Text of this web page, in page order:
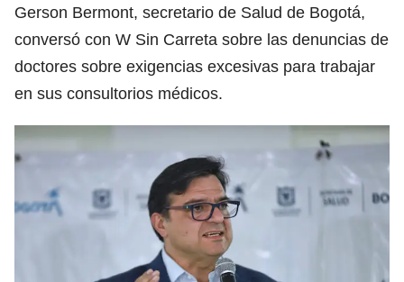
Gerson Bermont, secretario de Salud de Bogotá,
conversó con W Sin Carreta sobre las denuncias de
doctores sobre exigencias excesivas para trabajar
en sus consultorios médicos.